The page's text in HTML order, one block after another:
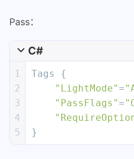
Pass：
C#
1
2
3
4
5
Tags {
"LightMode"=
"PassFlags"=
}